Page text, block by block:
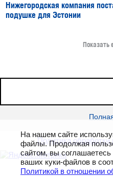
Нижегородская компания
подушке для Эстонии
Показать
Политика
На нашем сайте
файлы. Продолжая
сайтом, вы соглашаетесь
ваших куки-файлов в
Политикой в отношении